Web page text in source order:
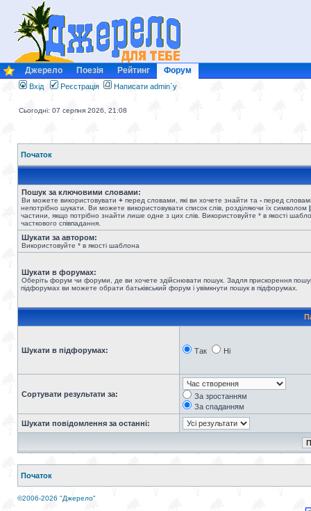
Джерело Поезія Рейтинг Форум
Вхід Реєстрація Написати admin`у
Сьогодні: 07 серпня 2026, 21:08
Початок
Пошук за ключовими словами:
Ви можете використовувати + перед словами, які ви хочете знайти та - перед
непотрібно шукати. Ви можете використовувати список слів, розділяючи їх символом |
частини, якщо потрібно знайти лише одне з цих слів. Використовуйте * в якості
часткового співпадання.
Шукати за автором:
Використовуйте * в якості шаблона
Шукати в форумах:
Оберіть форум чи форуми, де ви хочете здійснювати пошук. Задля прискорення
підфорумах ви можете обрати батьківський форум і увімкнути пошук в підфорумах.
Шукати в підфорумах: Так Ні
Сортувати результати за:
За зростанням
За спаданням
Шукати повідомлення за останні:
Початок
©2006-2026 "Джерело"